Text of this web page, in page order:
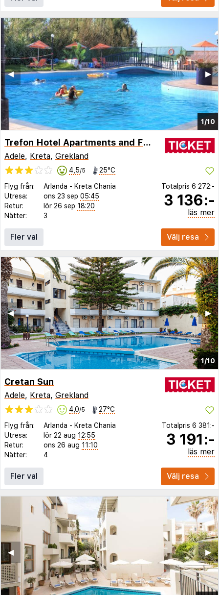
1/10
▶︎
◀︎
Trefon Hotel Apartments and Family Suites
Adele, Kreta, Grekland
4,5/5 25°C
Flyg från: Arlanda - Kreta Chania
Utresa:
ons 23 sep 05:45
Retur:
lör 26 sep 18:20
Nätter:
3
Totalpris 6 272:-
3 136:-
läs mer
Fler val Välj resa
1/10
▶︎
◀︎
Cretan Sun
Adele, Kreta, Grekland
4,0/5 27°C
Flyg från: Arlanda - Kreta Chania
Utresa:
lör 22 aug 12:55
Retur:
ons 26 aug 11:10
Nätter:
4
Totalpris 6 381:-
3 191:-
läs mer
Fler val Välj resa
▶︎
◀︎